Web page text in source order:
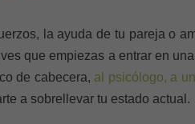
la ayuda de tu pareja o
que empiezas a entrar en
de cabecera, al psicólogo, a
a sobrellevar tu estado actual.